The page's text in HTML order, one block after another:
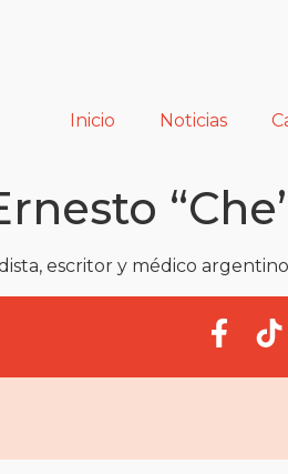
Inicio Noticias
escritor y médico